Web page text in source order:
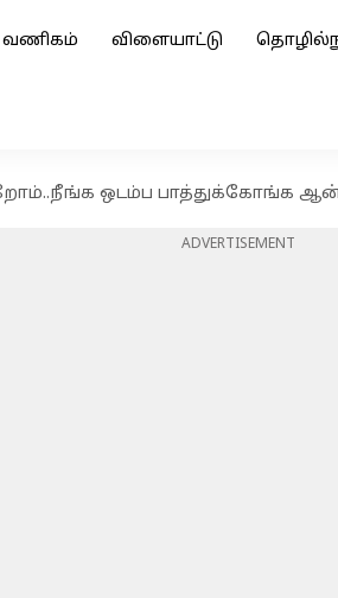
வணிகம் விளையாட்டு
ஒடம்ப பாத்துக்கோங்க
ADVERTISEMENT